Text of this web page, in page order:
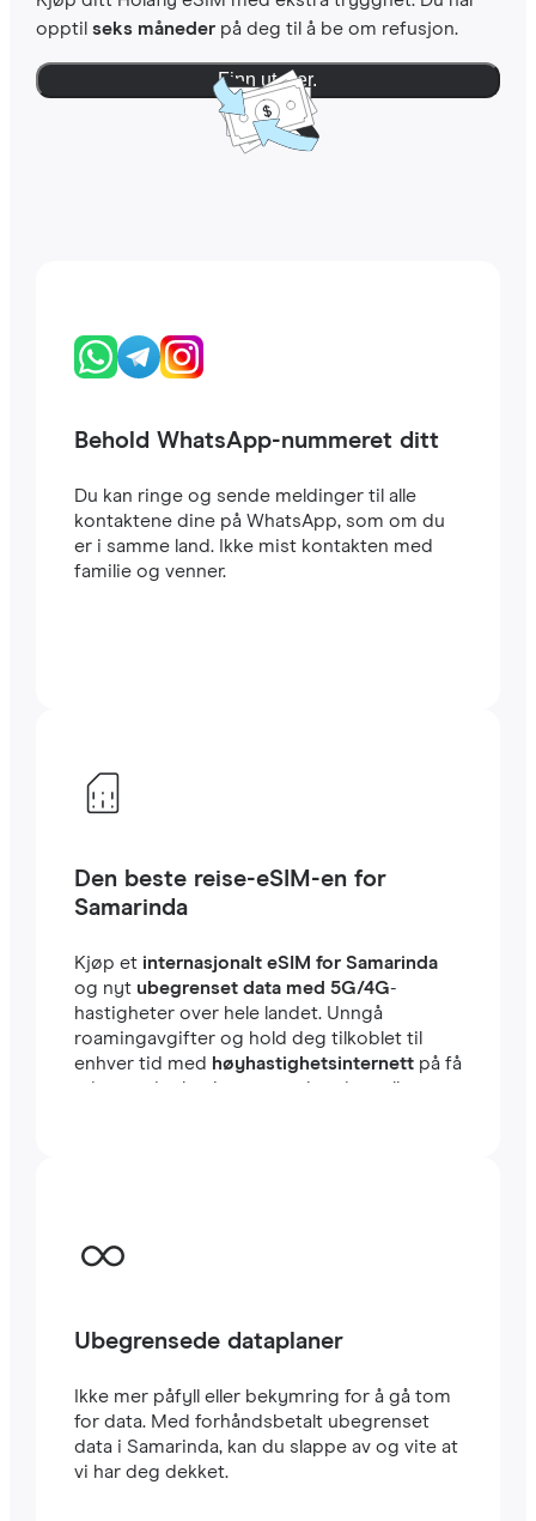
opptil seks månederpå deg til å be om refusjon.
Finn ut mer.
Behold WhatsApp-nummeret ditt
Du kan ringe og sende meldinger til alle
kontaktene dine på WhatsApp, som om du
er i samme land. Ikke mist kontakten med
familie og venner.
Den beste reise-eSIM-en for
Samarinda
Kjøp et internasjonalt eSIM for Samarinda
og nyt ubegrenset data med 5G/4G-
hastigheter over hele landet. Unngå
roamingavgifter og hold deg tilkoblet til
enhver tid med høyhastighetsinternettpå få
minutter i utlandet, enten du reiser eller
Ubegrensede dataplaner
Ikke mer påfyll eller bekymring for å gå tom
for data. Med forhåndsbetalt ubegrenset
data i Samarinda, kan du slappe av og vite at
vi har deg dekket.